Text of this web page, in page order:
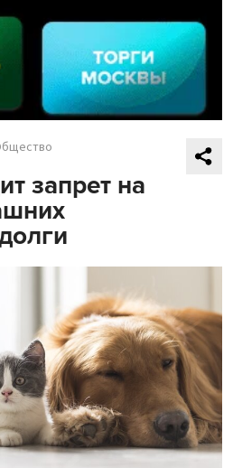
запрет на